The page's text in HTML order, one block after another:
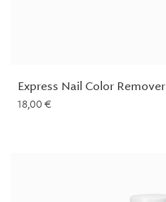
Express Nail Color Remover
18,00 €